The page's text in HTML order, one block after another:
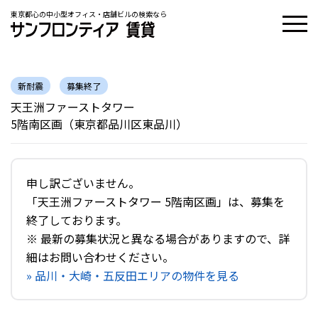
東京都心の中小型オフィス・店舗ビルの検索なら
新耐震 募集終了
天王洲ファーストタワー
5階南区画（東京都品川区東品川）
申し訳ございません。
「天王洲ファーストタワー 5階南区画」は、募集を
終了しております。
※ 最新の募集状況と異なる場合がありますので、詳
細はお問い合わせください。
» 品川・大崎・五反田エリアの物件を見る